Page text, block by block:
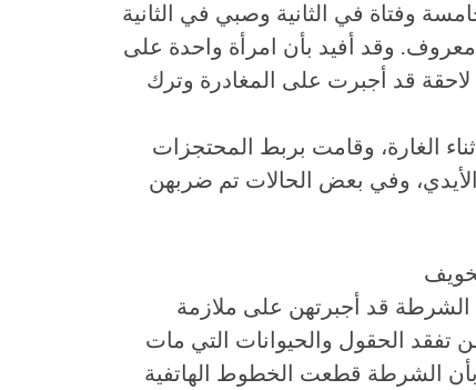
وفتاة في الثانية وصبي في الثانية
وقد أفيد بأن امرأة واحدة على
لاحقة قد أجبرت على المغادرة وترك
الغارة، وقامت بربط المحتجزات
وفي بعض الحالات تم ضربهن
قد أجبرتهن على ملازمة
ومنعتهن من تفقد الحقول والحيوانات التي مات
الشرطة قطعت الخطوط الهاتفية